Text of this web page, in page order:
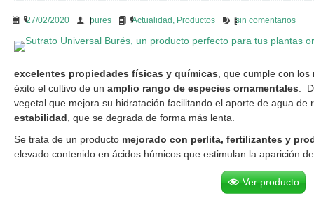
27/02/2020 bures Actualidad , Productos sin comentarios
excelentes propiedades físicas y químicas , que cumple con
éxito el cultivo de un amplio rango de especies ornamentales .
vegetal que mejora su hidratación facilitando el aporte de agua
estabilidad , que se degrada de forma más lenta.
Se trata de un producto mejorado con perlita, fertilizantes y
elevado contenido en ácidos húmicos que estimulan la aparición
Ver producto